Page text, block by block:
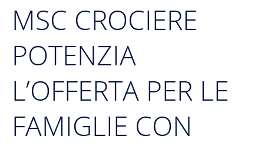
MSC CROCIERE
POTENZIA
L’OFFERTA PER LE
FAMIGLIE CON